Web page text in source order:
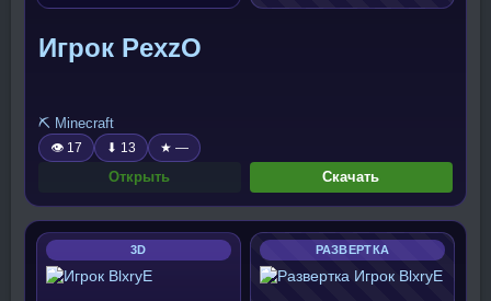
Игрок PexzO
⛏️ Minecraft
👁 17 ⬇ 13 ★ —
Открыть Скачать
3D РАЗВЕРТКА